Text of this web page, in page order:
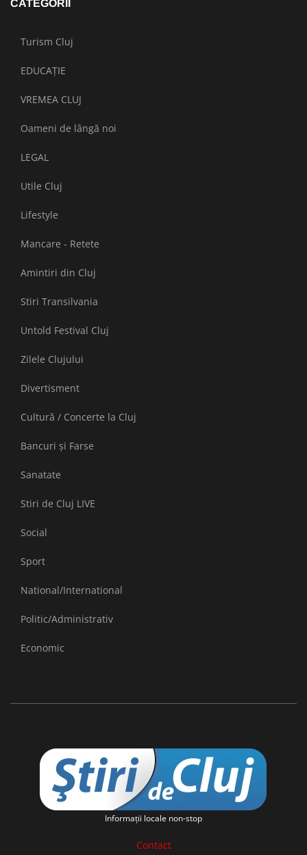
CATEGORII
Turism Cluj
EDUCAȚIE
VREMEA CLUJ
Oameni de lângă noi
LEGAL
Utile Cluj
Lifestyle
Mancare - Retete
Amintiri din Cluj
Stiri Transilvania
Untold Festival Cluj
Zilele Clujului
Divertisment
Cultură / Concerte la Cluj
Bancuri și Farse
Sanatate
Stiri de Cluj LIVE
Social
Sport
National/International
Politic/Administrativ
Economic
Informaţii locale non-stop
Contact